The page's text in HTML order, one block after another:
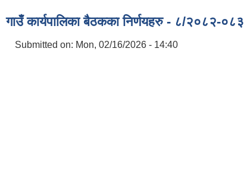
गाउँ कार्यपालिका बैठकका निर्णयहरु - ८/२०८२-०८३
Submitted on: Mon, 02/16/2026 - 14:40